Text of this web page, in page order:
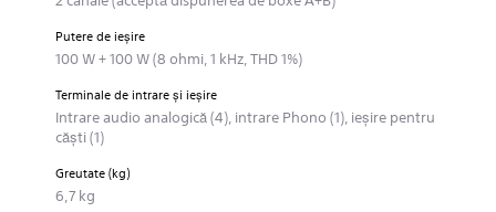
Putere de ieşire
100 W + 100 W (8 ohmi, 1 kHz, THD 1%)
Terminale de intrare şi ieşire
Intrare audio analogică (4), intrare Phono (1), ieşire pentru
căşti (1)
Greutate (kg)
6,7 kg